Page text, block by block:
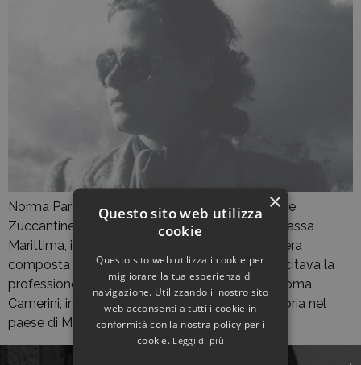
Norma Parenti nacque il 1° giugno 1921 al podere
Zuccantine di Sopra, località sita nei pressi di Massa
Marittima, in provincia di Grosseto. La famiglia era
composta dal padre Estewan Parenti, che esercitava la
professione di muratore nella zona, la madre Roma
Camerini, impegnata nella gestione di una trattoria nel
paese di Massa Marittima, e altri quattro […]
×
Questo sito web utilizza
cookie
Questo sito web utilizza i cookie per
migliorare la tua esperienza di
navigazione. Utilizzando il nostro sito
web acconsenti a tutti i cookie in
conformità con la nostra policy per i
cookie. Leggi di più